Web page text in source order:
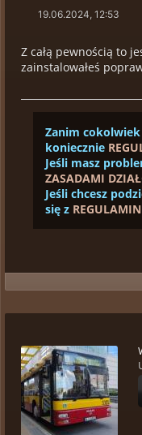
19.06.2024, 12:53
Z całą pewnością to
zainstalowałeś
Zanim
koniecznie
Jeśli masz
ZASADAMI
Jeśli chcesz
się z